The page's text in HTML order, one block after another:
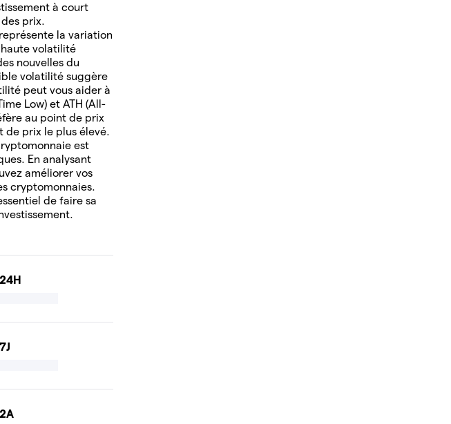
à court
prix.
représente la variation
volatilité
nouvelles du
volatilité suggère
peut vous aider à
Low) et ATH (All-
au point de prix
de prix le plus élevé.
est
En analysant
améliorer vos
cryptomonnaies.
de faire sa